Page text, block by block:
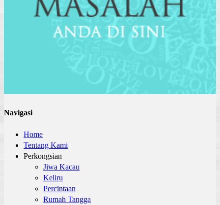
Navigasi
Home
Tentang Kami
Perkongsian
Jiwa Kacau
Keliru
Percintaan
Rumah Tangga